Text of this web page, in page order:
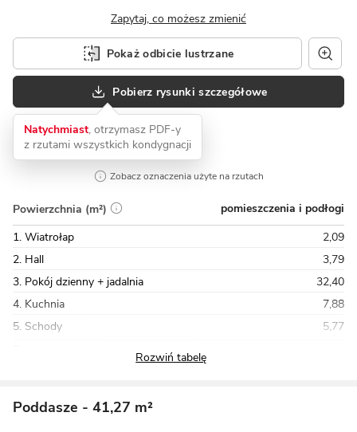
Zapytaj, co możesz zmienić
Pokaż odbicie lustrzane
Pobierz rysunki szczegółowe
Natychmiast, otrzymasz PDF-y
z rzutami wszystkich kondygnacji
Zobacz oznaczenia użyte na rzutach
Powierzchnia (m²)
pomieszczenia i podłogi
1. Wiatrołap
2,09
2. Hall
3,79
3. Pokój dzienny + jadalnia
32,40
4. Kuchnia
7,88
5. Schody
5,77
Poddasze - 41,27 m²